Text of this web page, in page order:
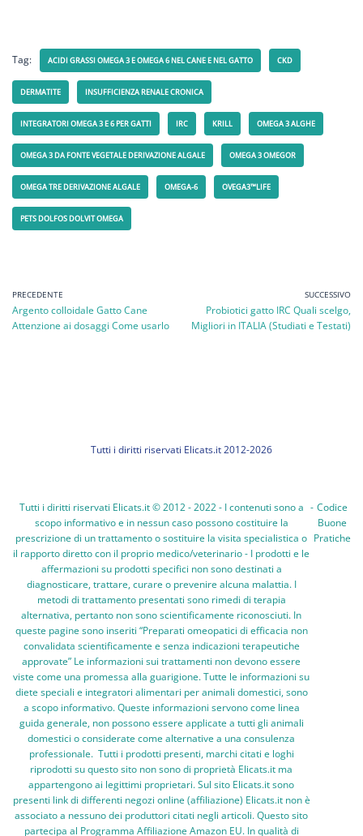
Tag: ACIDI GRASSI OMEGA 3 E OMEGA 6 NEL CANE E NEL GATTO CKD
DERMATITE INSUFFICIENZA RENALE CRONICA
INTEGRATORI OMEGA 3 E 6 PER GATTI IRC KRILL OMEGA 3 ALGHE
OMEGA 3 DA FONTE VEGETALE DERIVAZIONE ALGALE OMEGA 3 OMEGOR
OMEGA TRE DERIVAZIONE ALGALE OMEGA-6 OVEGA3™LIFE
PETS DOLFOS DOLVIT OMEGA
PRECEDENTE
Argento colloidale Gatto Cane
Attenzione ai dosaggi Come usarlo
SUCCESSIVO
Probiotici gatto IRC Quali scelgo,
Migliori in ITALIA (Studiati e Testati)
Tutti i diritti riservati Elicats.it 2012-2026
Tutti i diritti riservati Elicats.it © 2012 - 2022 - I contenuti sono a
scopo informativo e in nessun caso possono costituire la
prescrizione di un trattamento o sostituire la visita specialistica o
il rapporto diretto con il proprio medico/veterinario - I prodotti e le
affermazioni su prodotti specifici non sono destinati a
diagnosticare, trattare, curare o prevenire alcuna malattia. I
metodi di trattamento presentati sono rimedi di terapia
alternativa, pertanto non sono scientificamente riconosciuti. In
queste pagine sono inseriti “Preparati omeopatici di efficacia non
convalidata scientificamente e senza indicazioni terapeutiche
approvate” Le informazioni sui trattamenti non devono essere
viste come una promessa alla guarigione. Tutte le informazioni su
diete speciali e integratori alimentari per animali domestici, sono
a scopo informativo. Queste informazioni servono come linea
guida generale, non possono essere applicate a tutti gli animali
domestici o considerate come alternative a una consulenza
professionale. Tutti i prodotti presenti, marchi citati e loghi
riprodotti su questo sito non sono di proprietà Elicats.it ma
appartengono ai legittimi proprietari. Sul sito Elicats.it sono
presenti link di differenti negozi online (affiliazione) Elicats.it non è
associato a nessuno dei produttori citati negli articoli. Questo sito
partecipa al Programma Affiliazione Amazon EU. In qualità di
- Codice
Buone
Pratiche